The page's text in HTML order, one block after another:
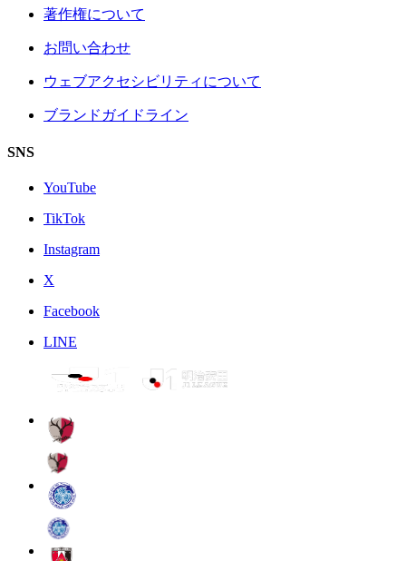
著作権について
お問い合わせ
ウェブアクセシビリティについて
ブランドガイドライン
SNS
YouTube
TikTok
Instagram
X
Facebook
LINE